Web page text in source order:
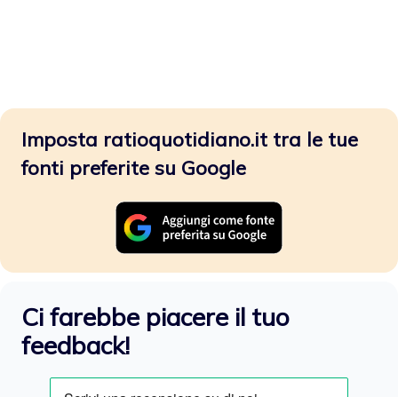
Imposta ratioquotidiano.it tra le tue
fonti preferite su Google
Ci farebbe piacere il tuo
feedback!